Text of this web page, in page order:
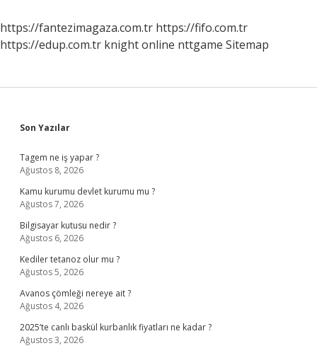
https://fantezimagaza.com.tr https://fifo.com.tr
https://edup.com.tr knight online nttgame Sitemap
Sidebar
Son Yazılar
Tagem ne iş yapar ?
Ağustos 8, 2026
Kamu kurumu devlet kurumu mu ?
Ağustos 7, 2026
Bilgisayar kutusu nedir ?
Ağustos 6, 2026
Kediler tetanoz olur mu ?
Ağustos 5, 2026
Avanos çömleği nereye ait ?
Ağustos 4, 2026
2025’te canlı baskül kurbanlık fiyatları ne kadar ?
Ağustos 3, 2026